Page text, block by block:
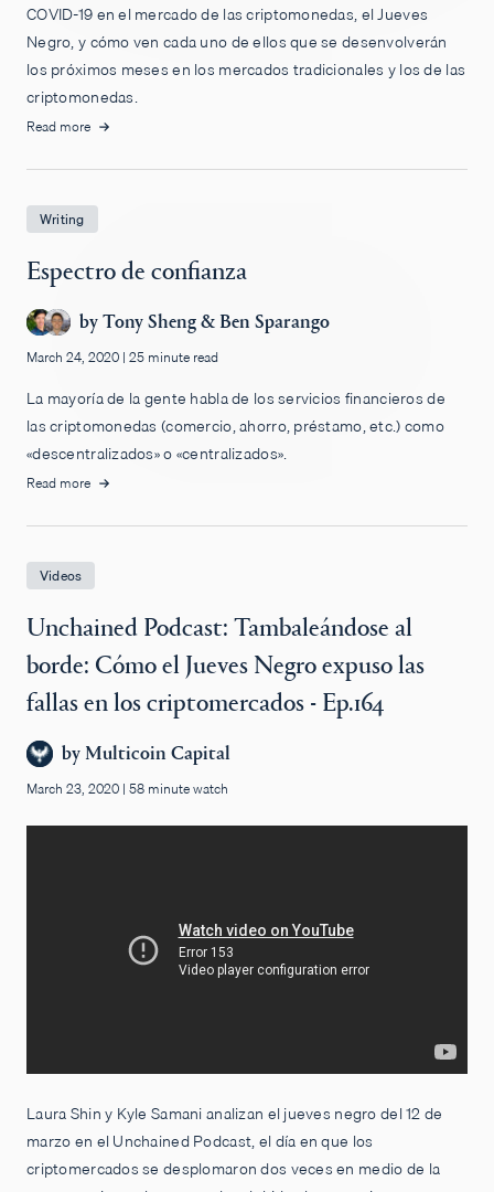
COVID-19 en el mercado de las criptomonedas, el Jueves
Negro, y cómo ven cada uno de ellos que se desenvolverán
los próximos meses en los mercados tradicionales y los de las
criptomonedas.
Read more
Writing
Espectro de confianza
byTony Sheng& Ben Sparango
March 24, 2020 | 25 minute read
La mayoría de la gente habla de los servicios financieros de
las criptomonedas (comercio, ahorro, préstamo, etc.) como
«descentralizados» o «centralizados».
Read more
Videos
Unchained Podcast: Tambaleándose al
borde: Cómo el Jueves Negro expuso las
fallas en los criptomercados - Ep.164
byMulticoin Capital
March 23, 2020 | 58 minute watch
Laura Shin y Kyle Samani analizan el jueves negro del 12 de
marzo en el Unchained Podcast, el día en que los
criptomercados se desplomaron dos veces en medio de la